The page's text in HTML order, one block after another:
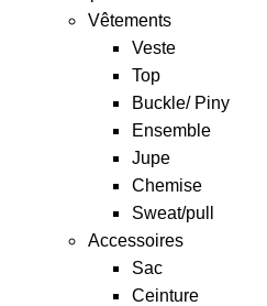
Vêtements
Veste
Top
Buckle/ Piny
Ensemble
Jupe
Chemise
Sweat/pull
Accessoires
Sac
Ceinture